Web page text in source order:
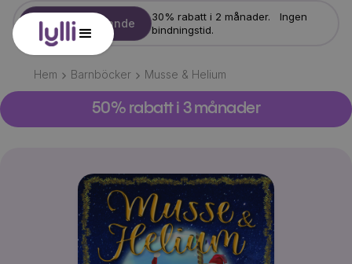
Starta erbjudande
30% rabatt i 2 månader. Ingen
bindningstid.
Hem Barnböcker Musse & Helium
50% rabatt i 3 månader